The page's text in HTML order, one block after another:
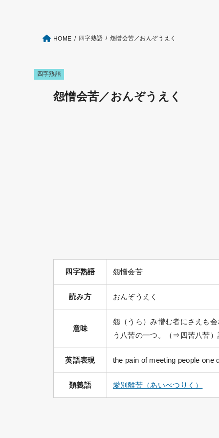
HOME 四字熟語 怨憎会苦／おんぞうえく
四字熟語
怨憎会苦／おんぞうえく
四字熟語 怨憎会苦
読み方 おんぞうえく
意味
怨（うら）み憎む者にさえも
う八苦の一つ。（⇒四苦八苦
英語表現 the pain of meeting people one
類義語 愛別離苦（あいべつりく）